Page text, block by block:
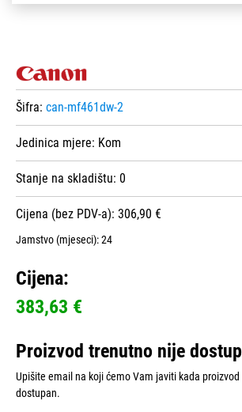
Šifra: can-mf461dw-2
Jedinica mjere: Kom
Stanje na skladištu: 0
Cijena (bez PDV-a): 306,90 €
Jamstvo (mjeseci):24
Cijena:
383,63 €
Proizvod trenutno nije
Upišite email na koji ćemo Vam javiti kada
dostupan.